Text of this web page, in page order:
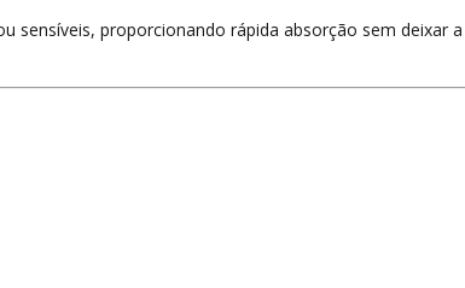
sensíveis, proporcionando rápida absorção sem deixar